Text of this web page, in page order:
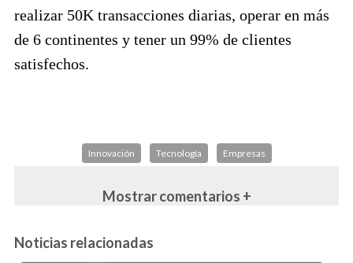
realizar 50K transacciones diarias, operar en más
de 6 continentes y tener un 99% de clientes
satisfechos.
Innovación Tecnología Empresas
Mostrar comentarios +
Noticias relacionadas